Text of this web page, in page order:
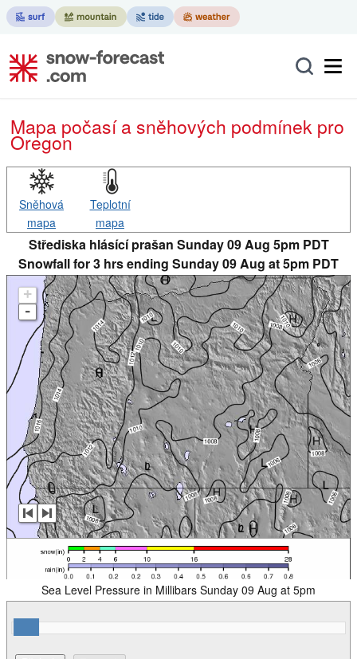
Mapa počasí a sněhových podmínek pro
Oregon
Sněhová
mapa
Teplotní
mapa
Střediska hlásící prašan Sunday 09 Aug 5pm PDT
Snowfall for 3 hrs ending Sunday 09 Aug at 5pm PDT
+
-
Sea Level Pressure in Millibars Sunday 09 Aug at 5pm